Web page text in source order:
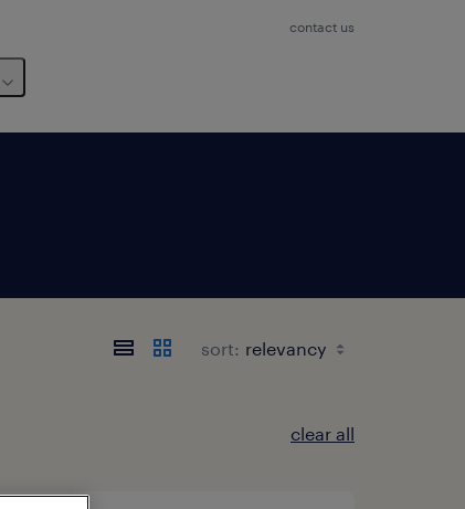
contact us
sort:
clear all